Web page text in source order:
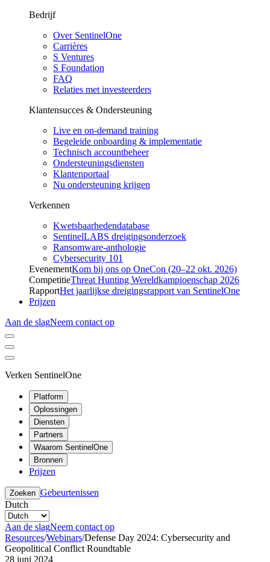
Bedrijf
Over SentinelOne
Carrières
S Ventures
S Foundation
FAQ
Relaties met investeerders
Klantensucces & Ondersteuning
Live en on-demand training
Begeleide onboarding & implementatie
Technisch accountbeheer
Ondersteuningsdiensten
Klantenportaal
Nu ondersteuning krijgen
Verkennen
Kwetsbaarhedendatabase
SentinelLABS dreigingsonderzoek
Ransomware-anthologie
Cybersecurity 101
EvenementKom bij ons op OneCon (20–22 okt. 2026)
CompetitieThreat Hunting Wereldkampioenschap 2026
RapportHet jaarlijkse dreigingsrapport van SentinelOne
Prijzen
Aan de slagNeem contact op
Verken SentinelOne
Platform
Oplossingen
Diensten
Partners
Waarom SentinelOne
Bronnen
Prijzen
Zoeken Gebeurtenissen
Dutch
Aan de slagNeem contact op
Resources/Webinars/Defense Day 2024: Cybersecurity and
Geopolitical Conflict Roundtable
28 juni 2024